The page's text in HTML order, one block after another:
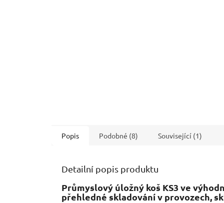
Popis Podobné (8) Související (1)
Detailní popis produktu
Průmyslový úložný koš KS3 ve
přehledné skladování v provozech,